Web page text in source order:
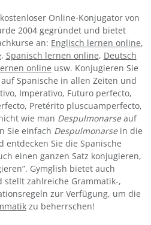
Online-Konjugator von
2004 gegründet und bietet
an: Englisch lernen online,
, Spanisch lernen online, Deutsch
online usw. Konjugieren Sie
Spanische in allen Zeiten und
Imperativo, Futuro perfecto,
Pretérito pluscuamperfecto,
wie man Despulmonarseauf
Sie einfach Despulmonarsein die
entdecken Sie die Spanische
einen ganzen Satz konjugieren,
Gymglish bietet auch
stellt zahlreiche Grammatik-,
zur Verfügung, um die
zu beherrschen!